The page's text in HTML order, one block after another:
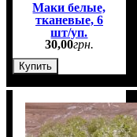
Маки белые,
тканевые, 6
шт/уп.
30,00грн.
Купить